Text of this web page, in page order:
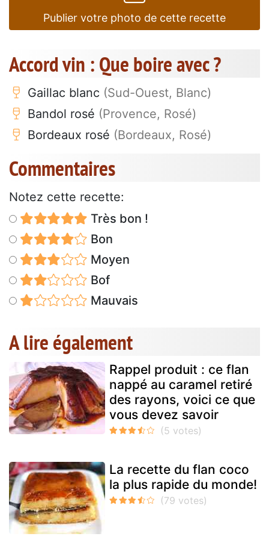
Publier votre photo de cette recette
Accord vin : Que boire avec ?
Gaillac blanc (Sud-Ouest, Blanc)
Bandol rosé (Provence, Rosé)
Bordeaux rosé (Bordeaux, Rosé)
Commentaires
Notez cette recette:
Très bon !
Bon
Moyen
Bof
Mauvais
A lire également
Rappel produit : ce flan
nappé au caramel retiré
des rayons, voici ce que
vous devez savoir
La recette du flan coco
la plus rapide du monde!